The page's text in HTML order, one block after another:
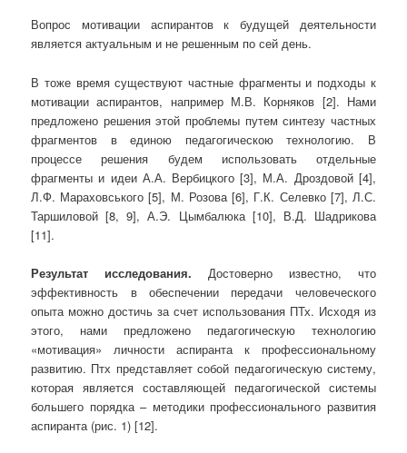
Вопрос мотивации аспирантов к будущей деятельности
является актуальным и не решенным по сей день.
В тоже время существуют частные фрагменты и подходы к
мотивации аспирантов, например М.В. Корняков [2]. Нами
предложено решения этой проблемы путем синтезу частных
фрагментов в единою педагогическою технологию. В
процессе решения будем использовать отдельные
фрагменты и идеи А.А. Вербицкого [3], М.А. Дроздовой [4],
Л.Ф. Мараховського [5], М. Розова [6], Г.К. Селевко [7], Л.С.
Таршиловой [8, 9], А.Э. Цымбалюка [10], В.Д. Шадрикова
[11].
Результат исследования. Достоверно известно, что
эффективность в обеспечении передачи человеческого
опыта можно достичь за счет использования ПТх. Исходя из
этого, нами предложено педагогическую технологию
«мотивация» личности аспиранта к профессиональному
развитию. Птх представляет собой педагогическую систему,
которая является составляющей педагогической системы
большего порядка – методики профессионального развития
аспиранта (рис. 1) [12].